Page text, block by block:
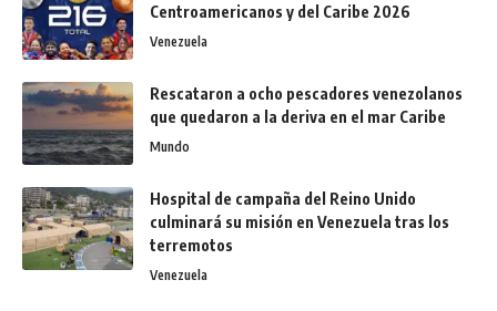
Centroamericanos y del Caribe 2026
Venezuela
Rescataron a ocho pescadores venezolanos
que quedaron a la deriva en el mar Caribe
Mundo
Hospital de campaña del Reino Unido
culminará su misión en Venezuela tras los
terremotos
Venezuela